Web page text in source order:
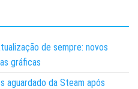
de sempre: novos
gráficas
aguardado da Steam após